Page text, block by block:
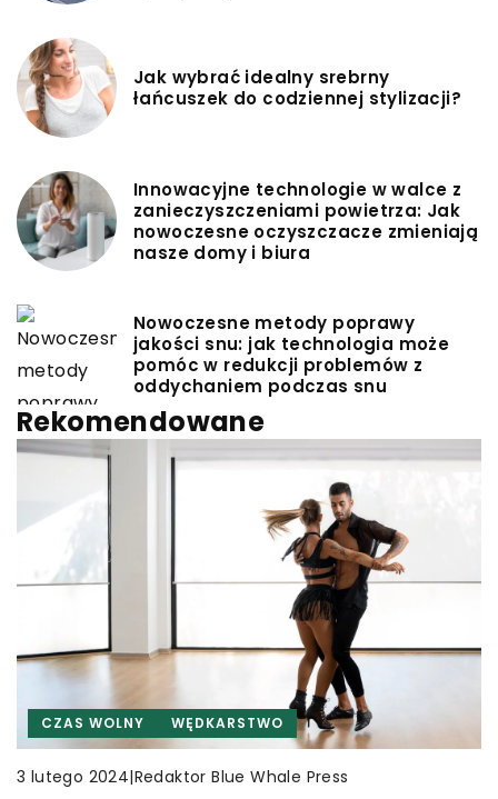
Jak wybrać idealny srebrny
łańcuszek do codziennej stylizacji?
Innowacyjne technologie w walce z
zanieczyszczeniami powietrza: Jak
nowoczesne oczyszczacze zmieniają
nasze domy i biura
Nowoczesne metody poprawy
jakości snu: jak technologia może
pomóc w redukcji problemów z
oddychaniem podczas snu
Rekomendowane
CZAS WOLNY INNE
8 grudnia 2024|Redaktor Blue Whale Press
TURYSTYKA
16 października 2024|Redaktor Blue Whale Press
CZAS WOLNY WĘDKARSTWO
3 lutego 2024|Redaktor Blue Whale Press